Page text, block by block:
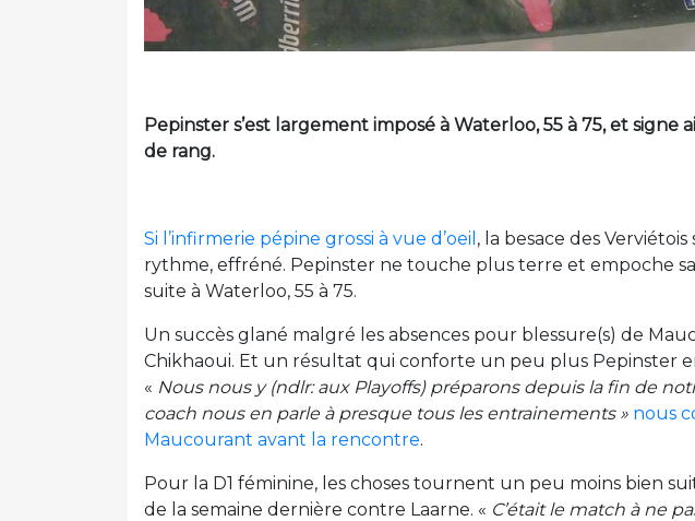
Pepinster s’est largement imposé à Waterloo, 55 à 75, et signe
de rang.
Si l’infirmerie pépine grossi à vue d’oeil , la besace des
rythme, effréné. Pepinster ne touche plus terre et empoche
suite à Waterloo, 55 à 75.
Un succès glané malgré les absences pour blessure(s) de
Chikhaoui. Et un résultat qui conforte un peu plus Pepinster
« Nous nous y (ndlr: aux Playoffs) préparons depuis la fin de
coach nous en parle à presque tous les entrainements » nous
Maucourant avant la rencontre.
Pour la D1 féminine, les choses tournent un peu moins bien
de la semaine dernière contre Laarne. « C’était le match à ne